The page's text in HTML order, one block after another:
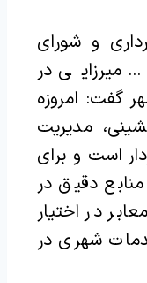
و شورای
میرزایی در
گفت: امروزه
مدیریت
است و برای
دقیق در
در اختیار
شهری در